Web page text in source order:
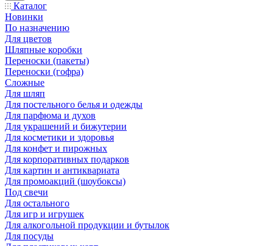
Каталог
Новинки
По назначению
Для цветов
Шляпные коробки
Переноски (пакеты)
Переноски (гофра)
Сложные
Для шляп
Для постельного белья и одежды
Для парфюма и духов
Для украшений и бижутерии
Для косметики и здоровья
Для конфет и пирожных
Для корпоративных подарков
Для картин и антиквариата
Для промоакций (шоубоксы)
Под свечи
Для остального
Для игр и игрушек
Для алкогольной продукции и бутылок
Для посуды